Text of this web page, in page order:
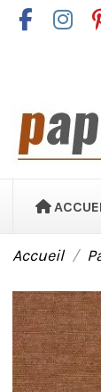
Accueil